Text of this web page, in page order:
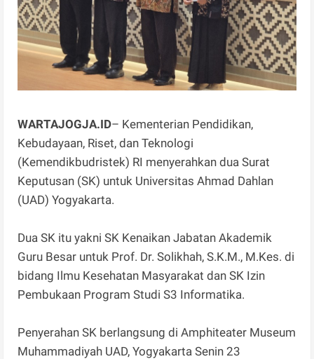
WARTAJOGJA.ID– Kementerian Pendidikan,
Kebudayaan, Riset, dan Teknologi
(Kemendikbudristek) RI menyerahkan dua Surat
Keputusan (SK) untuk Universitas Ahmad Dahlan
(UAD) Yogyakarta.
Dua SK itu yakni SK Kenaikan Jabatan Akademik
Guru Besar untuk Prof. Dr. Solikhah, S.K.M., M.Kes. di
bidang Ilmu Kesehatan Masyarakat dan SK Izin
Pembukaan Program Studi S3 Informatika.
Penyerahan SK berlangsung di Amphiteater Museum
Muhammadiyah UAD, Yogyakarta Senin 23